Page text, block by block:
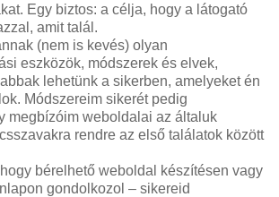
Egy biztos: a célja, hogy a látogató
amit talál.
(nem is kevés) olyan
eszközök, módszerek és elvek,
lehetünk a sikerben, amelyeket én
Módszereim sikerét pedig
megbízóim weboldalai az általuk
rendre az első találatok között
bérelhető weboldal készítésen vagy
gondolkozol – sikereid